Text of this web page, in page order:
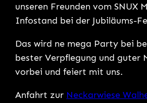
unseren Freunden vom SNUX
Infostand bei der Jubiläums-
Das wird ne mega Party bei
bester Verpflegung und guter
vorbei und feiert mit uns.
Anfahrt zur Neckarwiese